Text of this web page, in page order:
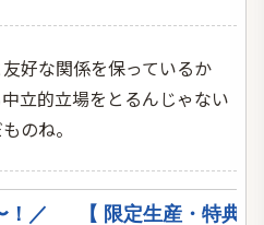
好な関係を保っているか
立的立場をとるんじゃない
のね。